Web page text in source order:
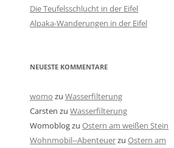
Die Teufelsschlucht in der Eifel
Alpaka-Wanderungen in der Eifel
NEUESTE KOMMENTARE
womo zu Wasserfilterung
Carsten zu Wasserfilterung
Womoblogzu Ostern am weißen Stein
Wohnmobil--Abenteuerzu Ostern am